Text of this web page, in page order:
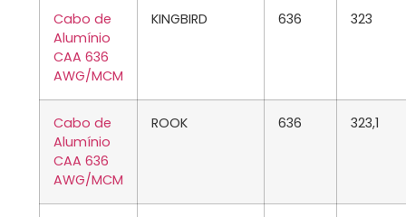
Cabo de
Alumínio
CAA 636
AWG/MCM
KINGBIRD 636 323
Cabo de
Alumínio
CAA 636
AWG/MCM
ROOK 636 323,1